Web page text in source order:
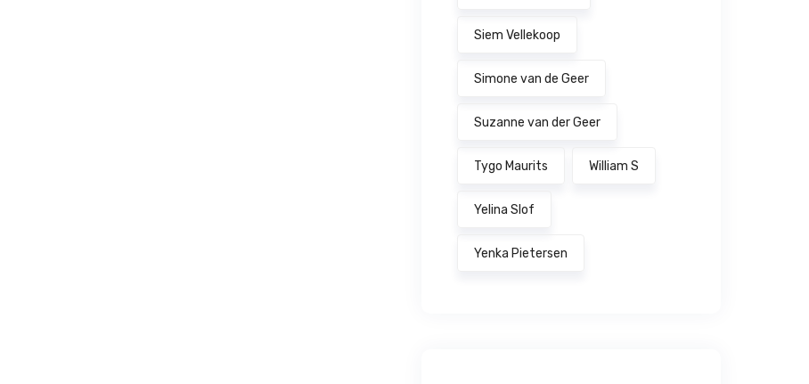
Siem Vellekoop
Simone van de Geer
Suzanne van der Geer
Tygo Maurits William S
Yelina Slof
Yenka Pietersen